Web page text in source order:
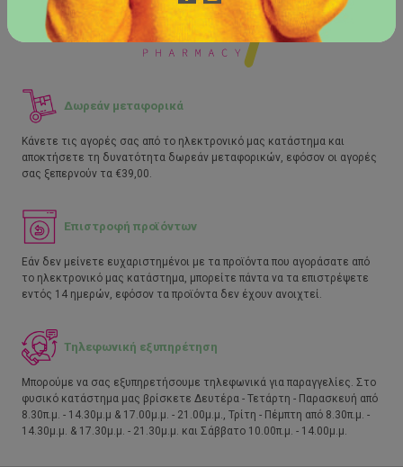
Δωρεάν μεταφορικά
Κάνετε τις αγορές σας από το ηλεκτρονικό μας κατάστημα και
αποκτήσετε τη δυνατότητα δωρεάν μεταφορικών, εφόσον οι αγορές
σας ξεπερνούν τα €39,00.
Επιστροφή προϊόντων
Εάν δεν μείνετε ευχαριστημένοι με τα προϊόντα που αγοράσατε από
το ηλεκτρονικό μας κατάστημα, μπορείτε πάντα να τα επιστρέψετε
εντός 14 ημερών, εφόσον τα προϊόντα δεν έχουν ανοιχτεί.
Τηλεφωνική εξυπηρέτηση
Μπορούμε να σας εξυπηρετήσουμε τηλεφωνικά για παραγγελίες. Στο
φυσικό κατάστημα μας βρίσκετε Δευτέρα - Τετάρτη - Παρασκευή από
8.30π.μ. - 14.30μ.μ & 17.00μ.μ. - 21.00μ.μ., Τρίτη - Πέμπτη από 8.30π.μ. -
14.30μ.μ. & 17.30μ.μ. - 21.30μ.μ. και Σάββατο 10.00π.μ. - 14.00μ.μ.